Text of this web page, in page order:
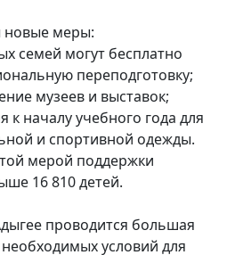
новые меры:
семей могут бесплатно
переподготовку;
музеев и выставок;
к началу учебного года для
и спортивной одежды.
мерой поддержки
16 810 детей.
проводится большая
условий для